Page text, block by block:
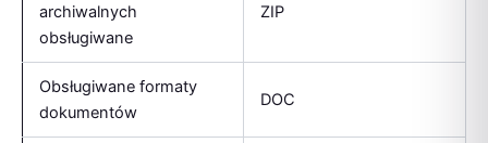
archiwalnych
obsługiwane
ZIP
Obsługiwane formaty
dokumentów
DOC